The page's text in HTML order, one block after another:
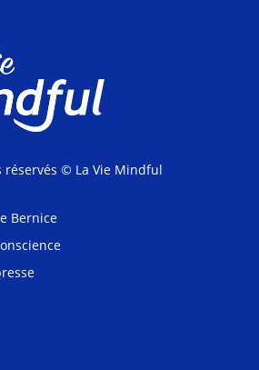
réservés © La Vie Mindful
Bernice